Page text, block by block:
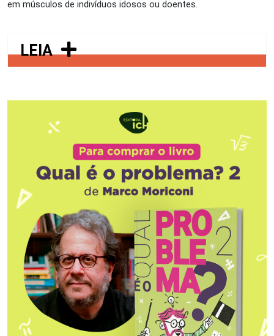
em músculos de indivíduos idosos ou doentes.
LEIA